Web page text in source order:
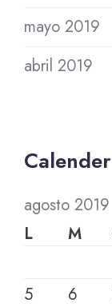
mayo 2019
abril 2019
Calender
agosto 2019
L
M
5
6